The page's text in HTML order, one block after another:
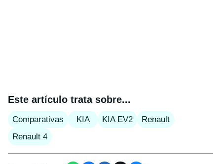
Este artículo trata sobre...
Comparativas KIA KIA EV2
Renault
Renault 4